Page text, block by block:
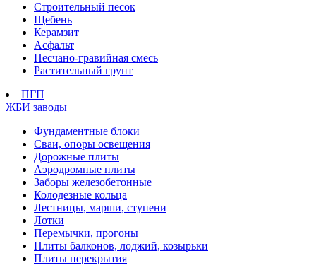
Строительный песок
Щебень
Керамзит
Асфальт
Песчано-гравийная смесь
Растительный грунт
ПГП
ЖБИ заводы
Фундаментные блоки
Сваи, опоры освещения
Дорожные плиты
Аэродромные плиты
Заборы железобетонные
Колодезные кольца
Лестницы, марши, ступени
Лотки
Перемычки, прогоны
Плиты балконов, лоджий, козырьки
Плиты перекрытия